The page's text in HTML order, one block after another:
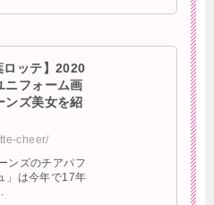
ロッテ】2020
ニフォーム画
ンズ美女を紹
cheer/
ンズのチアパフ
」は今年で17年